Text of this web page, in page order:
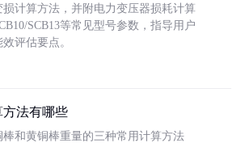
计算方法，并附电力变压器损耗计算
SCB13等常见型号参数，指导用户
评估要点。
法有哪些
和黄铜棒重量的三种常用计算方法